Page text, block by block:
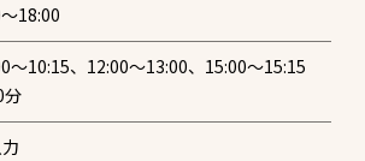
18:00
～10:15、12:00～13:00、15:00～15:15
分